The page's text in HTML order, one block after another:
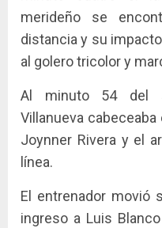
merideño se
distancia y su
al golero tricolor y
Al minuto 54 del
Villanueva
Joynner Rivera y el
línea.
El entrenador movió
ingreso a Luis